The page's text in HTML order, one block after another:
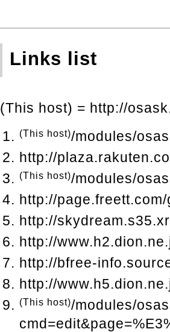
Links list
(This host) = http://
(This host)/modules/
http://
(This host)/modules/
http://
http://
http://
http://bfree-
http://
(This host)/modules/